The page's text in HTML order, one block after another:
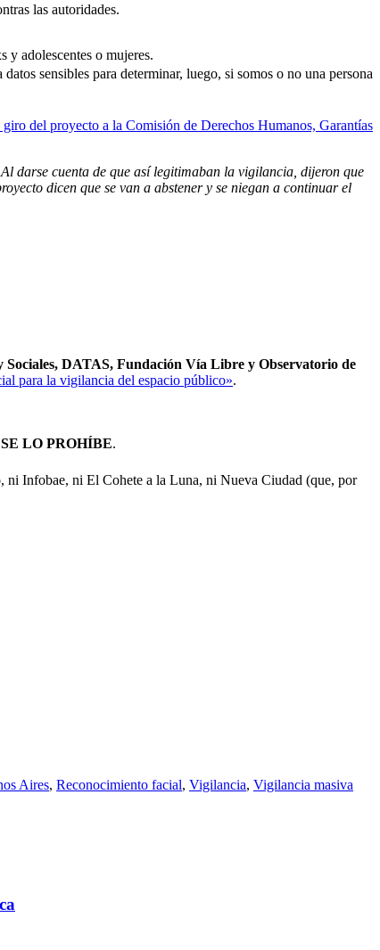
las autoridades.
y adolescentes o mujeres.
sensibles para determinar, luego, si somos o no una persona
del proyecto a la Comisión de Derechos Humanos, Garantías
darse cuenta de que así legitimaban la vigilancia, dijeron que
dicen que se van a abstener y se niegan a continuar el
Sociales, DATAS, Fundación Vía Libre y Observatorio de
para la vigilancia del espacio público».
SE LO PROHÍBE.
Infobae, ni El Cohete a la Luna, ni Nueva Ciudad (que, por
Aires, Reconocimiento facial, Vigilancia, Vigilancia masiva